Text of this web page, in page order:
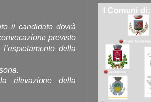
il candidato dovrà
previsto
della
rilevazione della